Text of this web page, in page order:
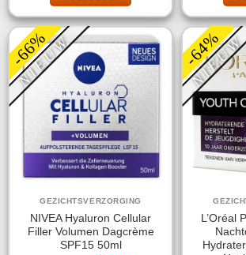
-66%
NIEUW
GEZICHTSVERZORGING
NIVEA Hyaluron Cellular
Filler Volumen Dagcrème
SPF15 50ml
-64%
NIEUW
L’Oréal